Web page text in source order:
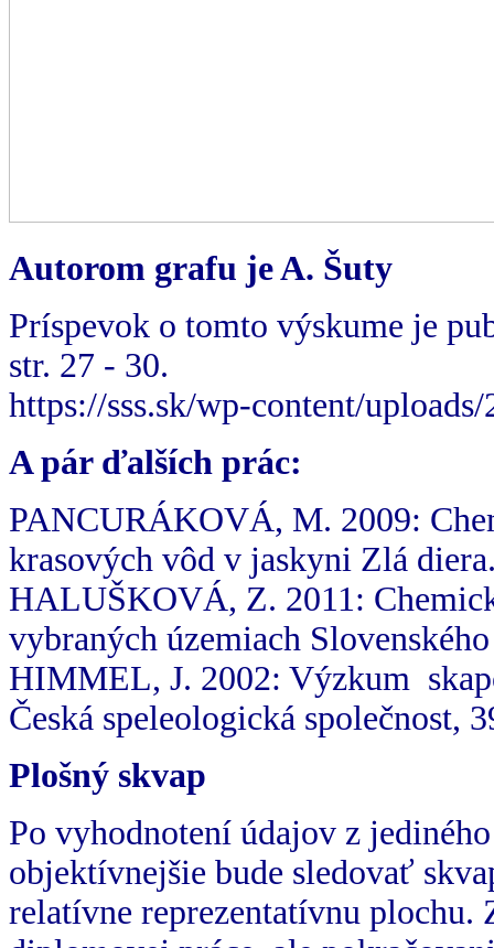
Autorom grafu je A. Šuty
Príspevok o tomto výskume je
str. 27 - 30.
https://sss.sk/wp-content/
A pár ďalších prác:
PANCURÁKOVÁ, M. 2009:
krasových vôd v jaskyni Zlá
HALUŠKOVÁ, Z. 2011:
vybraných územiach
HIMMEL, J. 2002: Výzkum
Česká speleologická společnost,
Plošný skvap
Po vyhodnotení údajov z
objektívnejšie bude sledovať
relatívne reprezentatívnu plochu.